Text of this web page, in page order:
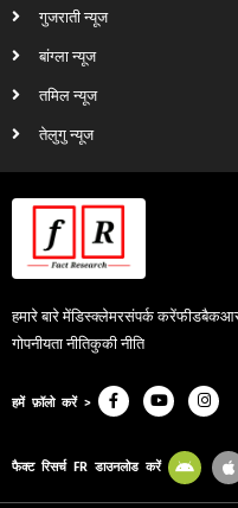
गुजराती न्यूज
बांग्ला न्यूज
तमिल न्यूज
तेलुगु न्यूज
हमारे बारे मेंडिस्क्लेमरसंपर्क करेंफीडबैक
गोपनीयता नीतिकुकी नीति
हमें फ़ॉलो करें >
फैक्ट रिसर्च FR डाउनलोड करें